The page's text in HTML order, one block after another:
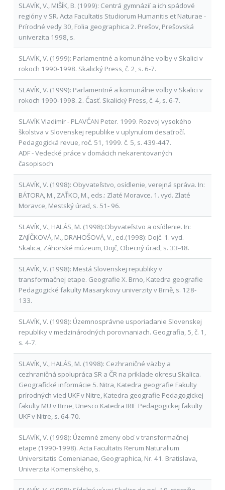
SLAVÍK, V., MIŠÍK, B. (1999): Centrá gymnázií a ich spádové
regióny v SR. Acta Facultatis Studiorum Humanitis et Naturae -
Prírodné vedy 30, Folia geographica 2. Prešov, Prešovská
univerzita 1998, s.
SLAVÍK, V. (1999): Parlamentné a komunálne voľby v Skalici v
rokoch 1990-1998. Skalický Press, č. 2, s. 6-7.
SLAVÍK, V. (1999): Parlamentné a komunálne voľby v Skalici v
rokoch 1990-1998. 2. Časť. Skalický Press, č. 4, s. 6-7.
SLAVÍK Vladimír - PLAVČAN Peter. 1999. Rozvoj vysokého
školstva v Slovenskej republike v uplynulom desaťročí.
Pedagogická revue, roč. 51, 1999. č. 5, s. 439-447.
ADF - Vedecké práce v domácich nekarentovaných
časopisoch
SLAVÍK, V. (1998): Obyvateľstvo, osídlenie, verejná správa. In:
BÁTORA, M., ZAŤKO, M., eds.: Zlaté Moravce. 1. vyd. Zlaté
Moravce, Mestský úrad, s. 51- 96.
SLAVÍK, V., HALÁS, M. (1998):Obyvateľstvo a osídlenie. In:
ZAJÍČKOVÁ, M., DRAHOŠOVÁ, V., ed.(1998): Dojč. 1. vyd.
Skalica, Záhorské múzeum, Dojč, Obecný úrad, s. 33-48.
SLAVÍK, V. (1998): Mestá Slovenskej republiky v
transformačnej etape. Geografie X. Brno, Katedra geografie
Pedagogické fakulty Masarykovy univerzity v Brně, s. 128-
133.
SLAVÍK, V. (1998): Územnosprávne usporiadanie Slovenskej
republiky v medzinárodných porovnaniach. Geografia, 5, č. 1,
s. 4-7.
SLAVÍK, V., HALÁS, M. (1998): Cezhraničné väzby a
cezhraničná spolupráca SR a ČR na príklade okresu Skalica.
Geografické informácie 5. Nitra, Katedra geografie Fakulty
prírodných vied UKF v Nitre, Katedra geografie Pedagogickej
fakulty MU v Brne, Unesco Katedra IRIE Pedagogickej fakulty
UKF v Nitre, s. 64-70.
SLAVÍK, V. (1998): Územné zmeny obcí v transformačnej
etape (1990-1998). Acta Facultatis Rerum Naturalium
Universitatis Comenianae, Geographica, Nr. 41. Bratislava,
Univerzita Komenského, s.